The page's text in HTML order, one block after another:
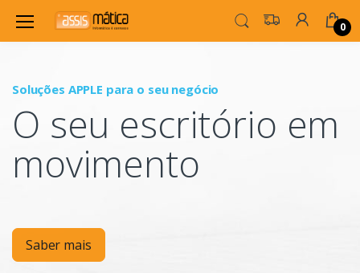
0
Soluções APPLE para o seu negócio
O seu escritório em
movimento
Saber mais